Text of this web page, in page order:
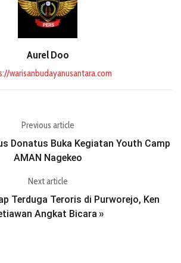
Aurel Doo
warisanbudayanusantara.com
Previous article
Donatus Buka Kegiatan Youth Camp
AMAN Nagekeo
Next article
Terduga Teroris di Purworejo, Ken
Angkat Bicara »